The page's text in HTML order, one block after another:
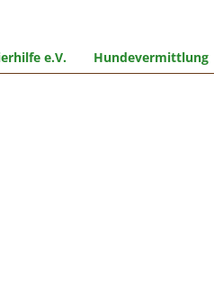
e.V. Hundevermittlung